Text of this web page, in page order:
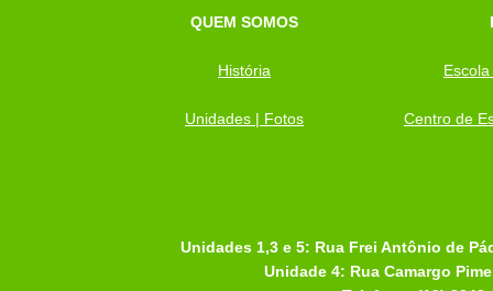
QUEM SOMOS
História
Unidades | Fotos Centro de
Unidades 1,3 e 5: Rua Frei Antônio de
Unidade 4: Rua Camargo